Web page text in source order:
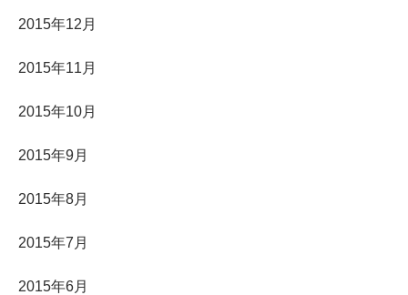
2015年12月
2015年11月
2015年10月
2015年9月
2015年8月
2015年7月
2015年6月